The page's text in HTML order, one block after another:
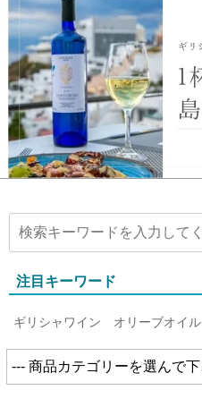
注目キーワード
ギリシャワイン オリーブオイル